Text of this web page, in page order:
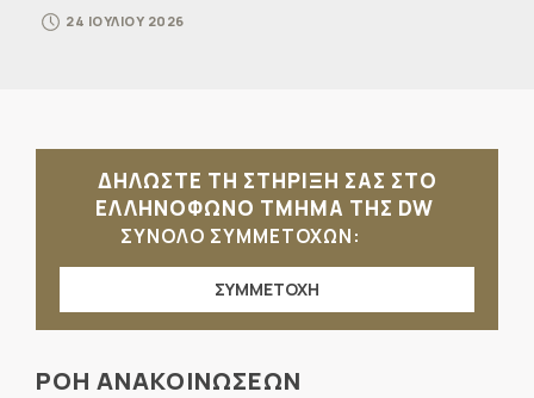
24 ΙΟΥΛΙΟΥ 2026
ΔΗΛΩΣΤΕ ΤΗ ΣΤΗΡΙΞΗ ΣΑΣ ΣΤΟ
ΕΛΛΗΝΟΦΩΝΟ ΤΜΗΜΑ ΤΗΣ DW
ΣΥΝΟΛΟ ΣΥΜΜΕΤΟΧΩΝ:
ΣΥΜΜΕΤΟΧΗ
ΡΟΗ ΑΝΑΚΟΙΝΩΣΕΩΝ